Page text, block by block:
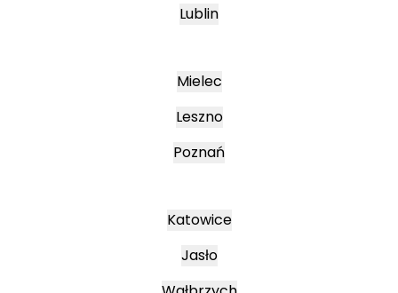
Lublin
Mielec
Leszno
Poznań
Katowice
Jasło